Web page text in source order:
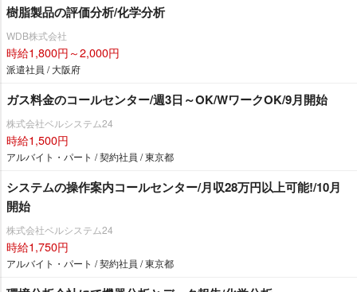
樹脂製品の評価分析/化学分析
WDB株式会社
時給1,800円～2,000円
派遣社員 / 大阪府
ガス料金のコールセンター/週3日～OK/WワークOK/9月開始
株式会社ベルシステム24
時給1,500円
アルバイト・パート / 契約社員 / 東京都
システムの操作案内コールセンター/月収28万円以上可能!/10月
開始
株式会社ベルシステム24
時給1,750円
アルバイト・パート / 契約社員 / 東京都